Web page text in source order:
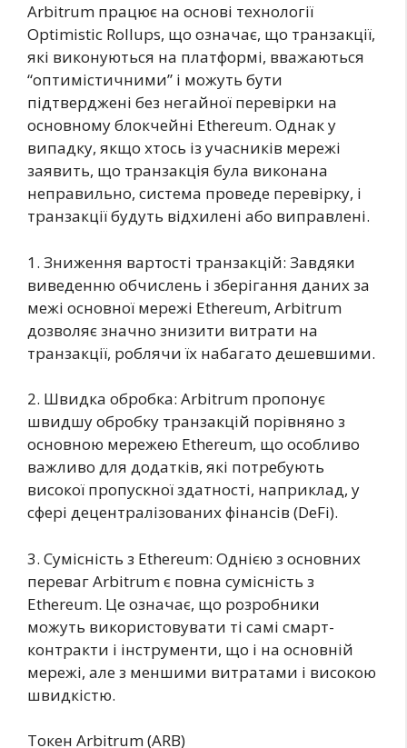
Arbitrum працює на основі технології
Optimistic Rollups, що означає, що транзакції,
які виконуються на платформі, вважаються
“оптимістичними” і можуть бути
підтверджені без негайної перевірки на
основному блокчейні Ethereum. Однак у
випадку, якщо хтось із учасників мережі
заявить, що транзакція була виконана
неправильно, система проведе перевірку, і
транзакції будуть відхилені або виправлені.
1. Зниження вартості транзакцій: Завдяки
виведенню обчислень і зберігання даних за
межі основної мережі Ethereum, Arbitrum
дозволяє значно знизити витрати на
транзакції, роблячи їх набагато дешевшими.
2. Швидка обробка: Arbitrum пропонує
швидшу обробку транзакцій порівняно з
основною мережею Ethereum, що особливо
важливо для додатків, які потребують
високої пропускної здатності, наприклад, у
сфері децентралізованих фінансів (DeFi).
3. Сумісність з Ethereum: Однією з основних
переваг Arbitrum є повна сумісність з
Ethereum. Це означає, що розробники
можуть використовувати ті самі смарт-
контракти і інструменти, що і на основній
мережі, але з меншими витратами і високою
швидкістю.
Токен Arbitrum (ARB)